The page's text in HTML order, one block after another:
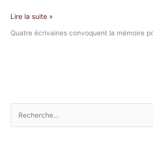
Lire la suite »
Quatre écrivaines convoquent la mémoire